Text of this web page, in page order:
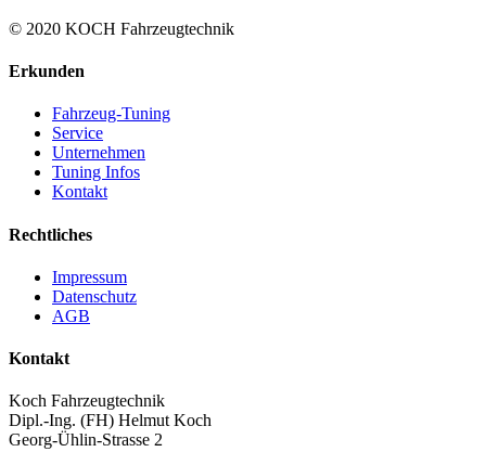
© 2020 KOCH Fahrzeugtechnik
Erkunden
Fahrzeug-Tuning
Service
Unternehmen
Tuning Infos
Kontakt
Rechtliches
Impressum
Datenschutz
AGB
Kontakt
Koch Fahrzeugtechnik
Dipl.-Ing. (FH) Helmut Koch
Georg-Ühlin-Strasse 2